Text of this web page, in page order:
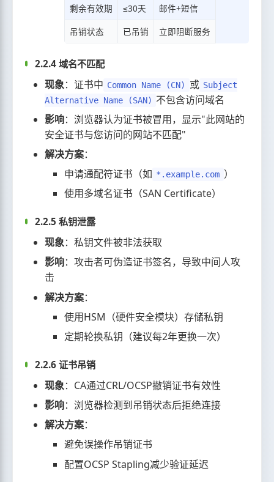
剩余有效期 ≤30天
邮件+短信
吊销状态
已吊销 立即阻断服务
2.2.4 域名不匹配
现象：证书中 Common Name (CN) 或 Subject
Alternative Name (SAN) 不包含访问域名
影响：浏览器认为证书被冒用，显示"此网站的
安全证书与您访问的网站不匹配"
解决方案：
申请通配符证书（如 *.example.com ）
使用多域名证书（SAN Certificate）
2.2.5 私钥泄露
现象：私钥文件被非法获取
影响：攻击者可伪造证书签名，导致中间人攻
击
解决方案：
使用HSM（硬件安全模块）存储私钥
定期轮换私钥（建议每2年更换一次）
2.2.6 证书吊销
现象：CA通过CRL/OCSP撤销证书有效性
影响：浏览器检测到吊销状态后拒绝连接
解决方案：
避免误操作吊销证书
配置OCSP Stapling减少验证延迟